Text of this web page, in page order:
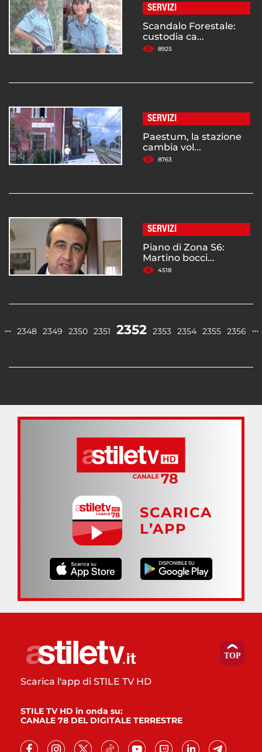
SERVIZI
Scandalo Forestale:
custodia ca...
8925
SERVIZI
Paestum, la stazione
cambia vol...
8763
SERVIZI
Piano di Zona S6:
Martino bocci...
4518
… 2348 2349 2350 2351 2352 2353 2354 2355 2356 …
SCARICA
L’APP
Scarica l'app di STILE TV HD
STILE TV HD in onda su:
CANALE 78 DEL DIGITALE TERRESTRE